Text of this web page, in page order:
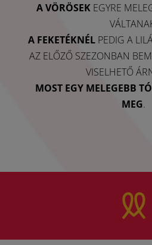
A VÖRÖSEKEGYRE
A FEKETÉKNÉL PEDIG A
AZ ELŐZŐ SZEZONBAN
VISELHETŐ
MOST EGY MELEGEBB
MEG.